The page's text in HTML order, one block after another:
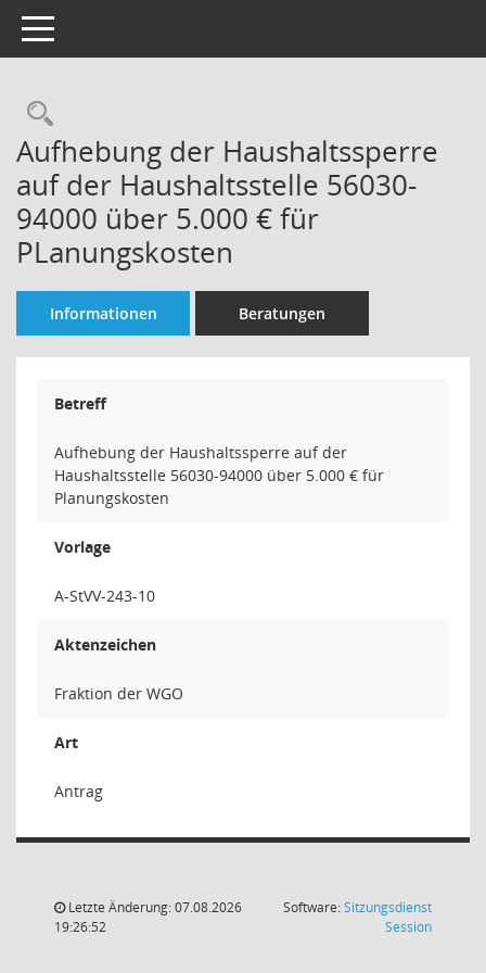
Toggle navigation
Rechercheauswahl
Aufhebung der Haushaltssperre
auf der Haushaltsstelle 56030-
94000 über 5.000 € für
PLanungskosten
Informationen Beratungen
Betreff
Aufhebung der Haushaltssperre auf der
Haushaltsstelle 56030-94000 über 5.000 € für
Planungskosten
Vorlage
A-StVV-243-10
Aktenzeichen
Fraktion der WGO
Art
Antrag
Letzte Änderung: 07.08.2026
19:26:52
Software:Sitzungsdienst
Session(Wird in